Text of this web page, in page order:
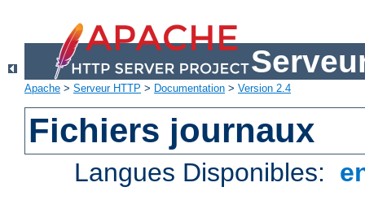
Apache > Serveur HTTP > Documentation > Version 2.4
Fichiers journaux
Langues Disponibles: